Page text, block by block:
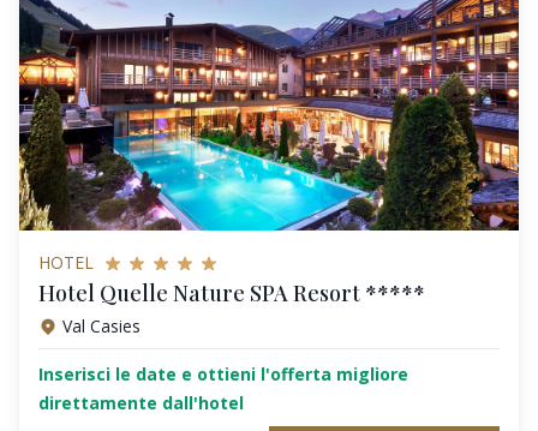
HOTEL
Hotel Quelle Nature SPA Resort *****
Val Casies
Inserisci le date e ottieni l'offerta migliore
direttamente dall'hotel